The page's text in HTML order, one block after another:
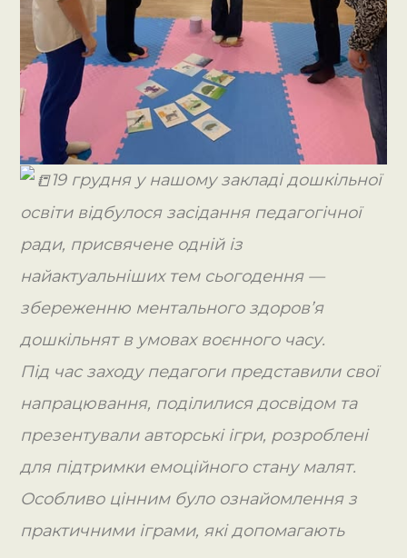
19 грудня у нашому закладі дошкільної
освіти відбулося засідання педагогічної
ради, присвячене одній із
найактуальніших тем сьогодення —
збереженню ментального здоров’я
дошкільнят в умовах воєнного часу.
Під час заходу педагоги представили свої
напрацювання, поділилися досвідом та
презентували авторські ігри, розроблені
для підтримки емоційного стану малят.
Особливо цінним було ознайомлення з
практичними іграми, які допомагають